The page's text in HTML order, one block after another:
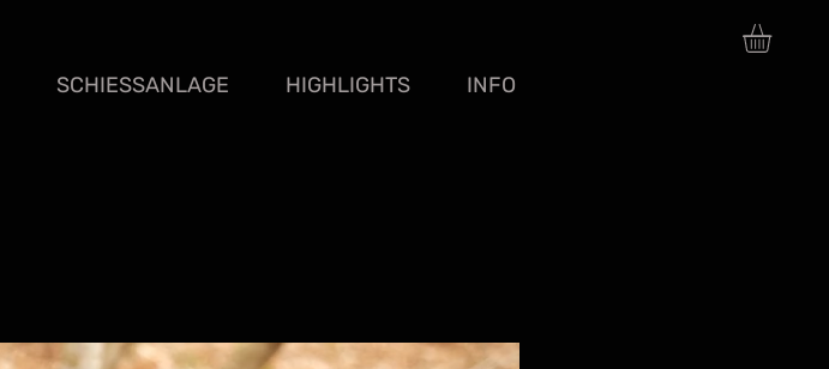
SCHIESSANLAGE HIGHLIGHTS INFO